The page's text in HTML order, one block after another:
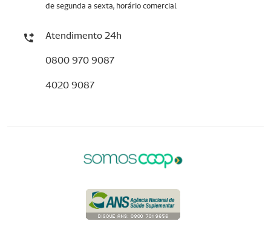
de segunda a sexta, horário comercial
Atendimento 24h
0800 970 9087
4020 9087